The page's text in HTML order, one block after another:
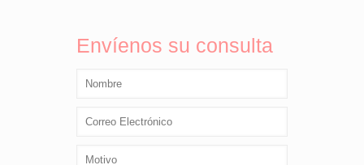
Envíenos su consulta